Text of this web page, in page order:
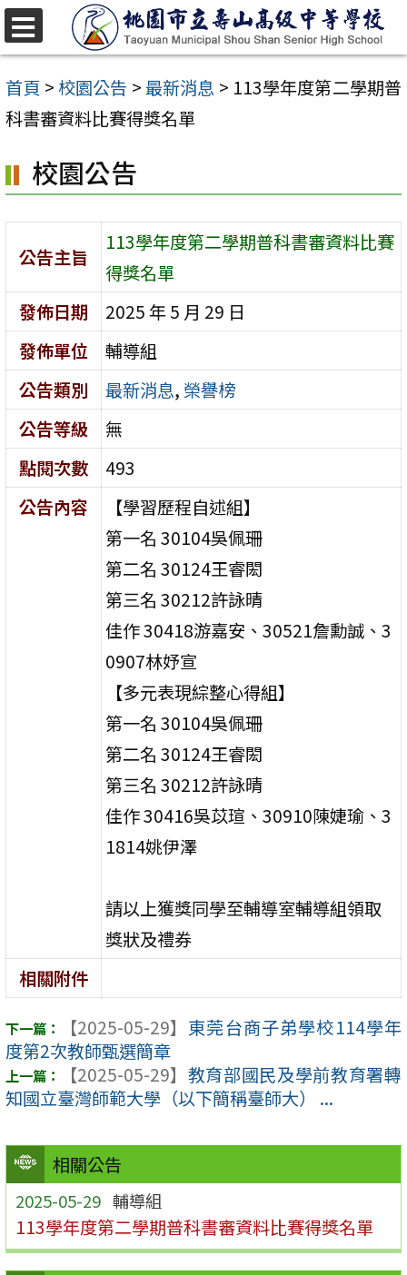
跳
至
主
要
容
區
首頁 >校園公告 >最新消息 > 113學年度第二學期普
科書審資料比賽得獎名單
相關公告
2025-05-29 輔導組
113學年度第二學期普科書審資料比賽得獎名單
校園公告
公告主旨
113學年度第二學期普科書審資料比賽
得獎名單
發佈日期
2025 年 5 月 29 日
發佈單位
輔導組
公告類別
最新消息, 榮譽榜
公告等級
無
點閱次數
493
公告內容
【學習歷程自述組】
第一名 30104吳佩珊
第二名 30124王睿閎
第三名 30212許詠晴
佳作 30418游嘉安、30521詹勳誠、3
0907林妤宣
【多元表現綜整心得組】
第一名 30104吳佩珊
第二名 30124王睿閎
第三名 30212許詠晴
佳作 30416吳苡瑄、30910陳婕瑜、3
1814姚伊澤
請以上獲獎同學至輔導室輔導組領取
獎狀及禮券
相關附件
【2025-05-29】 東莞台商子弟學校114學年
度第2次教師甄選簡章
【2025-05-29】 教育部國民及學前教育署轉
知國立臺灣師範大學（以下簡稱臺師大） ...
選
單